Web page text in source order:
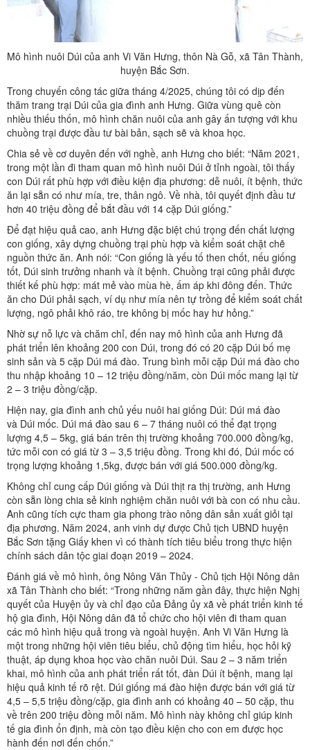
Mô hình nuôi Dúi của anh Vi Văn Hưng, thôn Nà Gỗ, xã Tân Thành,
huyện Bắc Sơn.
Trong chuyến công tác giữa tháng 4/2025, chúng tôi có dịp đến
thăm trang trại Dúi của gia đình anh Hưng. Giữa vùng quê còn
nhiều thiếu thốn, mô hình chăn nuôi của anh gây ấn tượng với khu
chuồng trại được đầu tư bài bản, sạch sẽ và khoa học.
Chia sẻ về cơ duyên đến với nghề, anh Hưng cho biết: “Năm 2021,
trong một lần đi tham quan mô hình nuôi Dúi ở tỉnh ngoài, tôi thấy
con Dúi rất phù hợp với điều kiện địa phương: dễ nuôi, ít bệnh, thức
ăn lại sẵn có như mía, tre, thân ngô. Về nhà, tôi quyết định đầu tư
hơn 40 triệu đồng để bắt đầu với 14 cặp Dúi giống.”
Để đạt hiệu quả cao, anh Hưng đặc biệt chú trọng đến chất lượng
con giống, xây dựng chuồng trại phù hợp và kiểm soát chặt chẽ
nguồn thức ăn. Anh nói: “Con giống là yếu tố then chốt, nếu giống
tốt, Dúi sinh trưởng nhanh và ít bệnh. Chuồng trại cũng phải được
thiết kế phù hợp: mát mẻ vào mùa hè, ấm áp khi đông đến. Thức
ăn cho Dúi phải sạch, ví dụ như mía nên tự trồng để kiểm soát chất
lượng, ngô phải khô ráo, tre không bị mốc hay hư hỏng.”
Nhờ sự nỗ lực và chăm chỉ, đến nay mô hình của anh Hưng đã
phát triển lên khoảng 200 con Dúi, trong đó có 20 cặp Dúi bố mẹ
sinh sản và 5 cặp Dúi má đào. Trung bình mỗi cặp Dúi má đào cho
thu nhập khoảng 10 – 12 triệu đồng/năm, còn Dúi mốc mang lại từ
2 – 3 triệu đồng/cặp.
Hiện nay, gia đình anh chủ yếu nuôi hai giống Dúi: Dúi má đào
và Dúi mốc. Dúi má đào sau 6 – 7 tháng nuôi có thể đạt trọng
lượng 4,5 – 5kg, giá bán trên thị trường khoảng 700.000 đồng/kg,
tức mỗi con có giá từ 3 – 3,5 triệu đồng. Trong khi đó, Dúi mốc có
trọng lượng khoảng 1,5kg, được bán với giá 500.000 đồng/kg.
Không chỉ cung cấp Dúi giống và Dúi thịt ra thị trường, anh Hưng
còn sẵn lòng chia sẻ kinh nghiệm chăn nuôi với bà con có nhu cầu.
Anh cũng tích cực tham gia phong trào nông dân sản xuất giỏi tại
địa phương. Năm 2024, anh vinh dự được Chủ tịch UBND huyện
Bắc Sơn tặng Giấy khen vì có thành tích tiêu biểu trong thực hiện
chính sách dân tộc giai đoạn 2019 – 2024.
Đánh giá về mô hình, ông Nông Văn Thủy - Chủ tịch Hội Nông dân
xã Tân Thành cho biết: “Trong những năm gần đây, thực hiện Nghị
quyết của Huyện ủy và chỉ đạo của Đảng ủy xã về phát triển kinh tế
hộ gia đình, Hội Nông dân đã tổ chức cho hội viên đi tham quan
các mô hình hiệu quả trong và ngoài huyện. Anh Vi Văn Hưng là
một trong những hội viên tiêu biểu, chủ động tìm hiểu, học hỏi kỹ
thuật, áp dụng khoa học vào chăn nuôi Dúi. Sau 2 – 3 năm triển
khai, mô hình của anh phát triển rất tốt, đàn Dúi ít bệnh, mang lại
hiệu quả kinh tế rõ rệt. Dúi giống má đào hiện được bán với giá từ
4,5 – 5,5 triệu đồng/cặp, gia đình anh có khoảng 40 – 50 cặp, thu
về trên 200 triệu đồng mỗi năm. Mô hình này không chỉ giúp kinh
tế gia đình ổn định, mà còn tạo điều kiện cho con em được học
hành đến nơi đến chốn.”